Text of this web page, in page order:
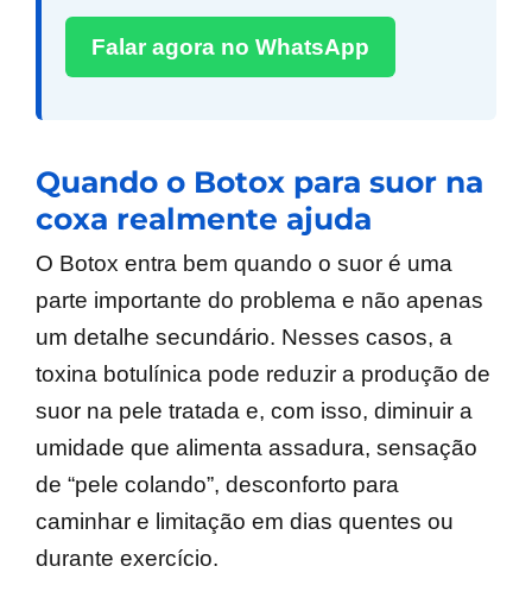
Falar agora no WhatsApp
Quando o Botox para suor na
coxa realmente ajuda
O Botox entra bem quando o suor é uma
parte importante do problema e não apenas
um detalhe secundário. Nesses casos, a
toxina botulínica pode reduzir a produção de
suor na pele tratada e, com isso, diminuir a
umidade que alimenta assadura, sensação
de “pele colando”, desconforto para
caminhar e limitação em dias quentes ou
durante exercício.